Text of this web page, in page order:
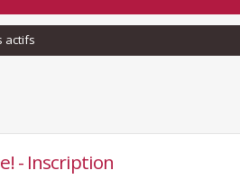
actifs
- Inscription